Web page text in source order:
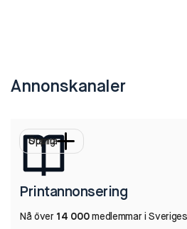
Annonskanaler
Printannonsering
Nå över 14 000medlemmar i Sveriges
Öppna
Stäng